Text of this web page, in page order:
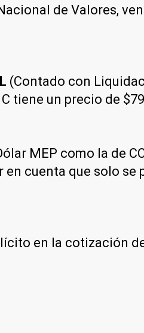
de Valores,
(Contado con
tiene un precio de
MEP como la de
en cuenta que solo
en la cotización